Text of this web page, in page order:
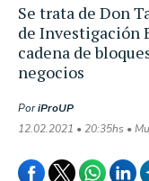
Se trata de Don
de Investigación
cadena de
negocios
PoriProUP
12.02.2021 • 20:35hs •